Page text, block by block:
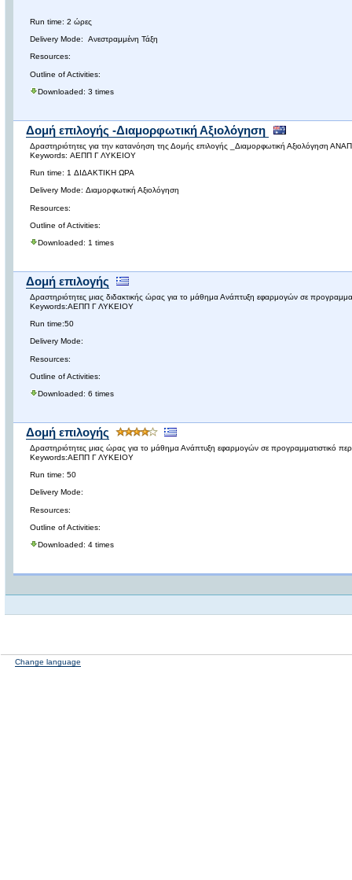
Run time: 2 ώρες
Delivery Mode: Ανεστραμμένη Τάξη
Resources:
Outline of Activities:
Downloaded: 3 times
Δομή επιλογής -Διαμορφωτική Αξιολόγηση
Δραστηριότητες για την κατανόηση της Δομής επιλογής _Διαμορφωτική
Keywords: ΑΕΠΠ Γ ΛΥΚΕΙΟΥ
Run time: 1 ΔΙΔΑΚΤΙΚΗ ΩΡΑ
Delivery Mode: Διαμορφωτική Αξιολόγηση
Resources:
Outline of Activities:
Downloaded: 1 times
Δομή επιλογής
Δραστηριότητες μιας διδακτικής ώρας για το μάθημα Ανάπτυξη εφαρμογών σε
Keywords:ΑΕΠΠ Γ ΛΥΚΕΙΟΥ
Run time:50
Delivery Mode:
Resources:
Outline of Activities:
Downloaded: 6 times
Δομή επιλογής
Δραστηριότητες μιας ώρας για το μάθημα Ανάπτυξη εφαρμογών σε προγραμματιστικό
Keywords:ΑΕΠΠ Γ ΛΥΚΕΙΟΥ
Run time: 50
Delivery Mode:
Resources:
Outline of Activities:
Downloaded: 4 times
Change language